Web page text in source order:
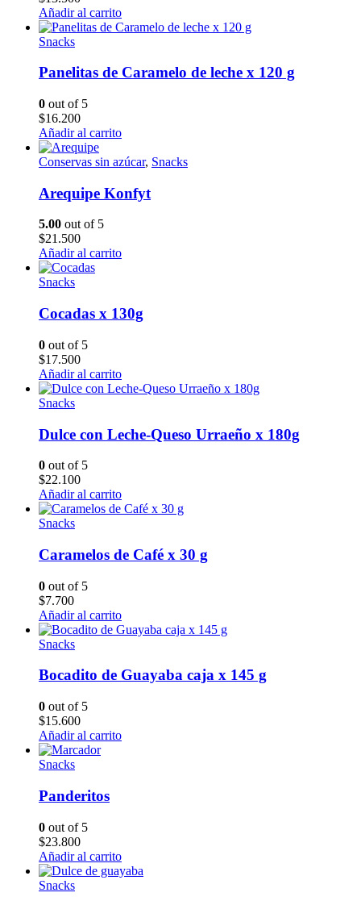
Añadir al carrito
Snacks
Panelitas de Caramelo de leche x 120 g
0 out of 5
$16.200
Añadir al carrito
Conservas sin azúcar, Snacks
Arequipe Konfyt
5.00 out of 5
$21.500
Añadir al carrito
Snacks
Cocadas x 130g
0 out of 5
$17.500
Añadir al carrito
Snacks
Dulce con Leche-Queso Urraeño x 180g
0 out of 5
$22.100
Añadir al carrito
Snacks
Caramelos de Café x 30 g
0 out of 5
$7.700
Añadir al carrito
Snacks
Bocadito de Guayaba caja x 145 g
0 out of 5
$15.600
Añadir al carrito
Snacks
Panderitos
0 out of 5
$23.800
Añadir al carrito
Snacks